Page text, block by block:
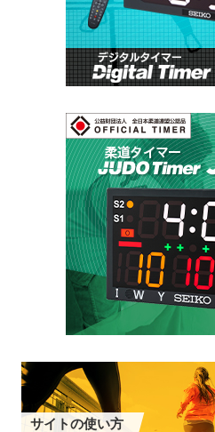
サイトの使い方